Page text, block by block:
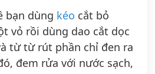
bạn dùng kéo cắt bỏ
vỏ rồi dùng dao cắt dọc
từ từ rút phần chỉ đen ra
đem rửa với nước sạch,